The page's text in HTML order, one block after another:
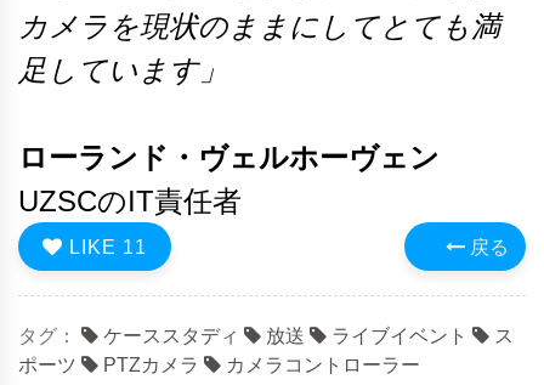
カメラを現状のままにしてとても満
足しています」
ローランド・ヴェルホーヴェン
UZSCのIT責任者
戻る
LIKE 11
タグ： ケーススタディ 放送 ライブイベント
ス
ポーツ
PTZカメラ カメラコントローラー